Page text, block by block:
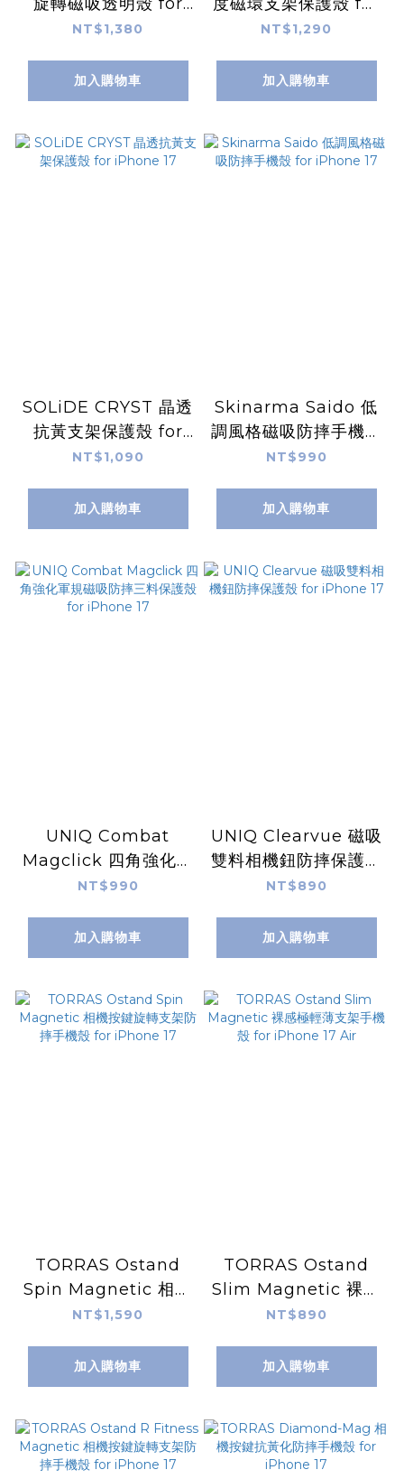
iPhone 17
NT$1,380
加入購物車
iPhone 17
NT$1,290
加入購物車
SOLiDE CRYST 晶透
抗黃支架保護殼 for
iPhone 17
NT$1,090
加入購物車
Skinarma Saido 低
調風格磁吸防摔手機殼
for iPhone 17
NT$990
加入購物車
UNIQ Combat
Magclick 四角強化軍
規磁吸防摔三料保護殼
NT$990
加入購物車
UNIQ Clearvue 磁吸
雙料相機鈕防摔保護殼
for iPhone 17
NT$890
加入購物車
TORRAS Ostand
Spin Magnetic 相機
按鍵旋轉支架防摔手機
NT$1,590
加入購物車
TORRAS Ostand
Slim Magnetic 裸感
極輕薄支架手機殼 for
NT$890
加入購物車